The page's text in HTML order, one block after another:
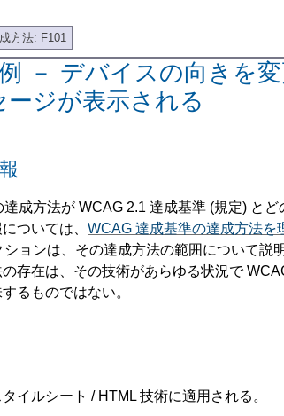
方法: F101
－ デバイスの向きを
ジが表示される
成方法が WCAG 2.1 達成基準 (規定) とど
ついては、 WCAG 達成基準の達成方法を
ョンは、その達成方法の範囲について説
存在は、その技術があらゆる状況で
るものではない。
イルシート / HTML 技術に適用される。